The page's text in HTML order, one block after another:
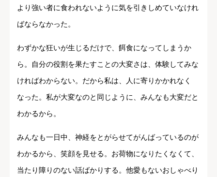
より強い者に食われないように気を引きしめていなけれ
ばならなかった。
わずかな狂いが生じるだけで、餌食になってしまうか
ら。自分の役割を果たすことの大変さは、体験してみな
ければわからない。だから私は、人に寄りかかれなく
なった。私が大変なのと同じように、みんなも大変だと
わかるから。
みんなも一日中、神経をとがらせてがんばっているのが
わかるから、笑顔を見せる。お荷物になりたくなくて、
当たり障りのない話ばかりする。他愛もないおしゃべり